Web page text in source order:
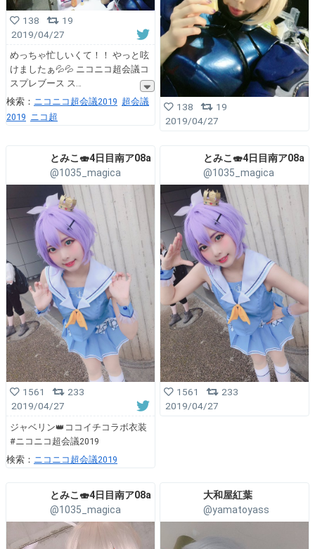
138
19
2019/04/27
めっちゃ忙しいくて！！ やっと呟
けましたぁ💦💦 ニコニコ超会議コ
スプレブース ス
検索： ニコニコ超会議2019 超会議
2019 ニコ超
138
19
2019/04/27
とみこ🍣4日目南ア08a
@1035_magica
1561
233
2019/04/27
ジャベリン👑ココイチコラボ衣装
#ニコニコ超会議2019
検索： ニコニコ超会議2019
とみこ🍣4日目南ア08a
@1035_magica
1561
233
2019/04/27
とみこ🍣4日目南ア08a
@1035_magica
大和屋紅葉
@yamatoyass